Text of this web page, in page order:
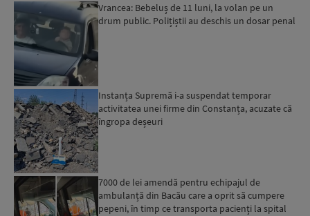
Vrancea: Bebeluș de 11 luni, la volan pe un
drum public. Polițiștii au deschis un dosar penal
Instanța Supremă i-a suspendat temporar
activitatea unei firme din Constanța, acuzate că
îngropa deșeuri
7000 de lei amendă pentru echipajul de
ambulanță din Bacău care a oprit să cumpere
pepeni, în timp ce transporta pacienți la spital